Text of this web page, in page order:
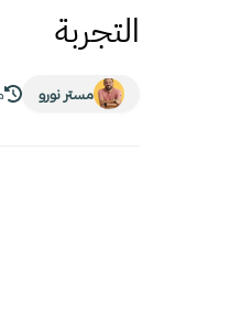
التجربة
مستر نورو